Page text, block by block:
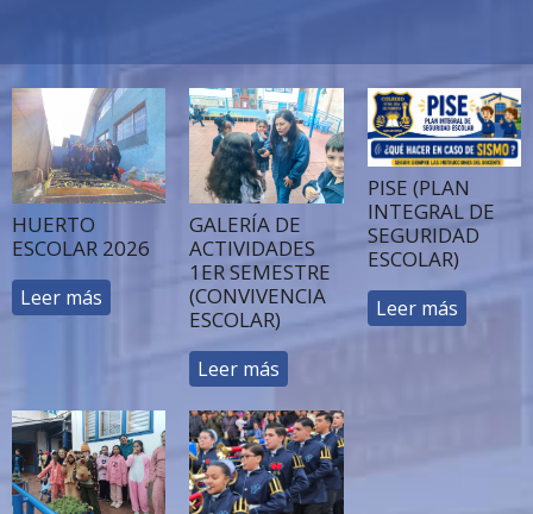
HUERTO
ESCOLAR 2026
Leer más
GALERÍA DE
ACTIVIDADES
1ER SEMESTRE
(CONVIVENCIA
ESCOLAR)
Leer más
PISE (PLAN
INTEGRAL DE
SEGURIDAD
ESCOLAR)
Leer más